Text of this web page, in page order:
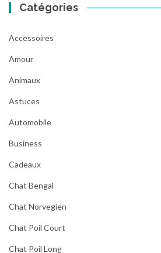
Catégories
Accessoires
Amour
Animaux
Astuces
Automobile
Business
Cadeaux
Chat Bengal
Chat Norvegien
Chat Poil Court
Chat Poil Long